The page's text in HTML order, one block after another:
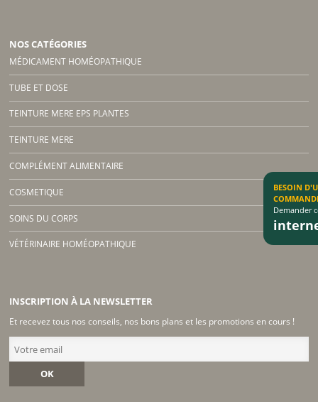
NOS CATÉGORIES
MÉDICAMENT HOMÉOPATHIQUE
TUBE ET DOSE
TEINTURE MERE EPS PLANTES
TEINTURE MERE
COMPLÉMENT ALIMENTAIRE
COSMETIQUE
SOINS DU CORPS
VÉTÉRINAIRE HOMÉOPATHIQUE
INSCRIPTION À LA NEWSLETTER
Et recevez tous nos conseils, nos bons plans et les promotions en cours !
OK
BESOIN
Demander